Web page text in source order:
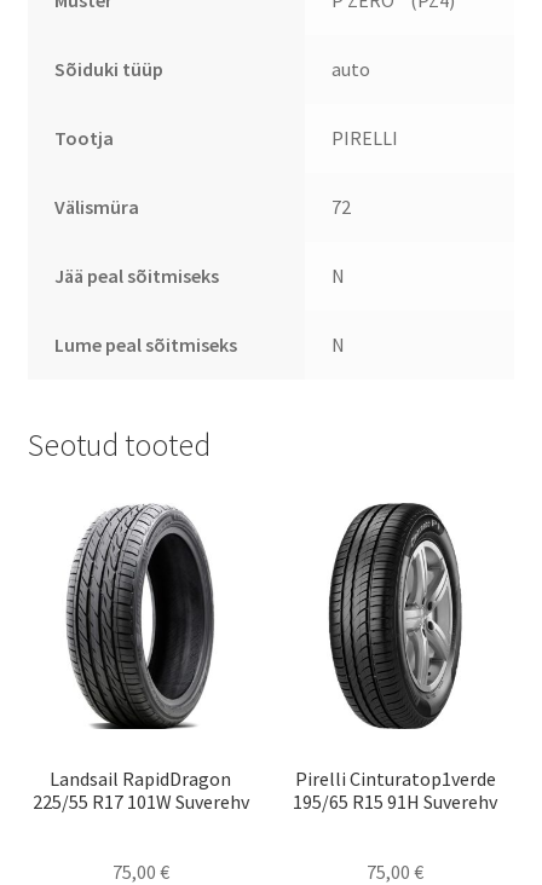
Sõiduki tüüp auto
Tootja PIRELLI
Välismüra 72
Jää peal sõitmiseks N
Lume peal sõitmiseks N
Seotud tooted
Landsail RapidDragon
225/55 R17 101W Suverehv
75,00 €
Pirelli Cinturatop1verde
195/65 R15 91H Suverehv
75,00€